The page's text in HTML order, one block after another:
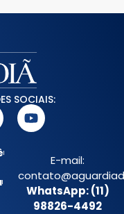
SOCIAIS:
E-mail:
WhatsApp: (11)
98826-4492